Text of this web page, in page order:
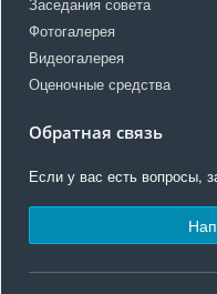
Заседания совета
Фотогалерея
Видеогалерея
Оценочные средства
Обратная связь
Если у вас есть вопросы,